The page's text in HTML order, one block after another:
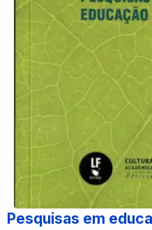
Pesquisas em